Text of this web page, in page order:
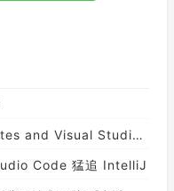
Visual Studio Roadmap Updates and Visual Studio 2019 Information
Code 猛追 IntelliJ